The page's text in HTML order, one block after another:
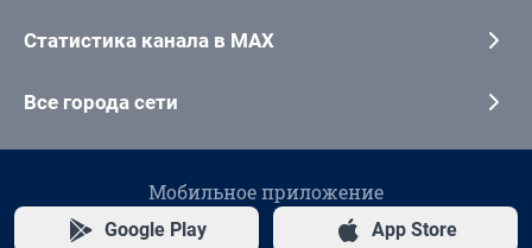
Статистика канала в MAX
Все города сети
Мобильное приложение
Google Play App Store